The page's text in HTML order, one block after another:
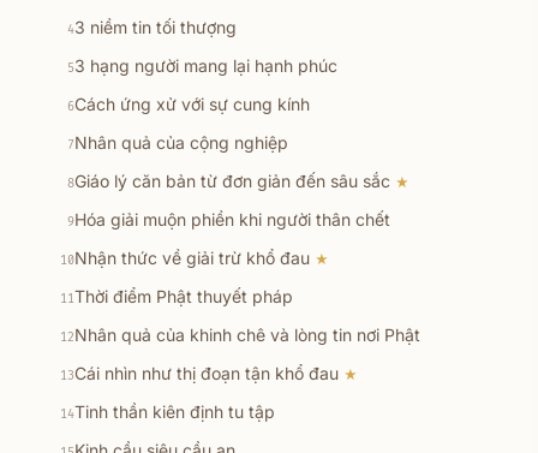
43 niềm tin tối thượng
53 hạng người mang lại hạnh phúc
6Cách ứng xử với sự cung kính
7Nhân quả của cộng nghiệp
8Giáo lý căn bản từ đơn giản đến sâu sắc ★
9Hóa giải muộn phiền khi người thân chết
10Nhận thức về giải trừ khổ đau ★
11Thời điểm Phật thuyết pháp
12Nhân quả của khinh chê và lòng tin nơi Phật
13Cái nhìn như thị đoạn tận khổ đau ★
14Tinh thần kiên định tu tập